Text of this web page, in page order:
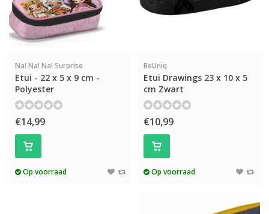
Na! Na! Na! Surprise
Etui - 22 x 5 x 9 cm -
Polyester
€14,99
Op voorraad
BeUniq
Etui Drawings 23 x 10 x 5
cm Zwart
€10,99
Op voorraad